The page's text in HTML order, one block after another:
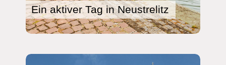
Ein aktiver Tag in Neustrelitz